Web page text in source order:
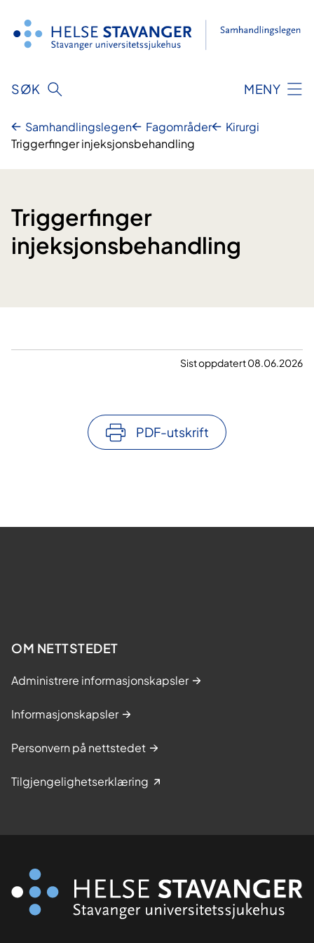
innhold
SØK MENY
Samhandlingslegen Fagområder
Kirurgi
Triggerfinger injeksjonsbehandling
Triggerfinger
injeksjonsbehandling
Sist oppdatert 08.06.2026
PDF-utskrift
OM NETTSTEDET
Administrere informasjonskapsler
Informasjonskapsler
Personvern på nettstedet
Tilgjengelighetserklæring